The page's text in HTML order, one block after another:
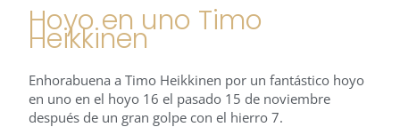
Hoyo en uno Timo
Heikkinen
Enhorabuena a Timo Heikkinen por un fantástico hoyo
en uno en el hoyo 16 el pasado 15 de noviembre
después de un gran golpe con el hierro 7.